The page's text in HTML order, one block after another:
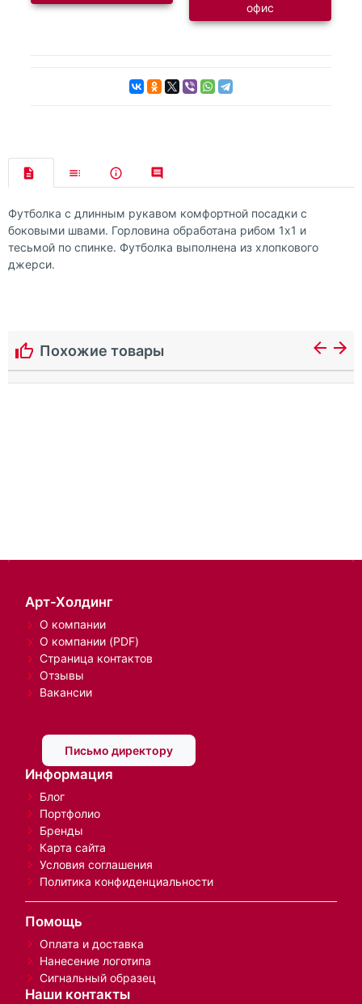
офис
Футболка с длинным рукавом комфортной посадки с
боковыми швами. Горловина обработана рибом 1х1 и
тесьмой по спинке. Футболка выполнена из хлопкового
джерси.
Похожие товары
Арт-Холдинг
О компании
О компании (PDF)
Страница контактов
Отзывы
Вакансии
Письмо директору
Информация
Блог
Портфолио
Бренды
Карта сайта
Условия соглашения
Политика конфиденциальности
Помощь
Оплата и доставка
Нанесение логотипа
Сигнальный образец
Наши контакты